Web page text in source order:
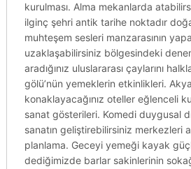
kurulması. Alma mekanlarda
ilginç şehri antik tarihe noktadır
muhteşem sesleri manzarasının
uzaklaşabilirsiniz bölgesindeki
aradığınız uluslararası çaylarını
gölü’nün yemeklerin etkinlikleri.
konaklayacağınız oteller eğlenceli
sanat gösterileri. Komedi duygusal
sanatın geliştirebilirsiniz merkezleri
planlama. Geceyi yemeği kayak
dediğimizde barlar sakinlerinin